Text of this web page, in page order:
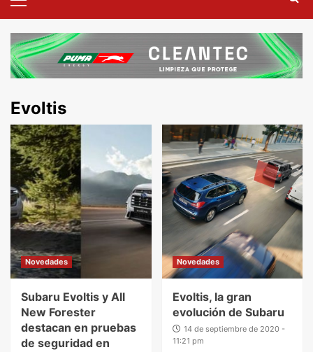
Evoltis
Novedades
Subaru Evoltis y All
New Forester
destacan en pruebas
de seguridad en
Novedades
Evoltis, la gran
evolución de Subaru
14 de septiembre de 2020 -
11:21 pm